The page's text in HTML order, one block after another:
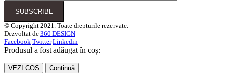
© Copyright 2021. Toate drepturile rezervate.
Dezvoltat de 360 DESIGN
Facebook Twitter Linkedin
Produsul a fost adăugat în coș:
VEZI COȘ Continuă